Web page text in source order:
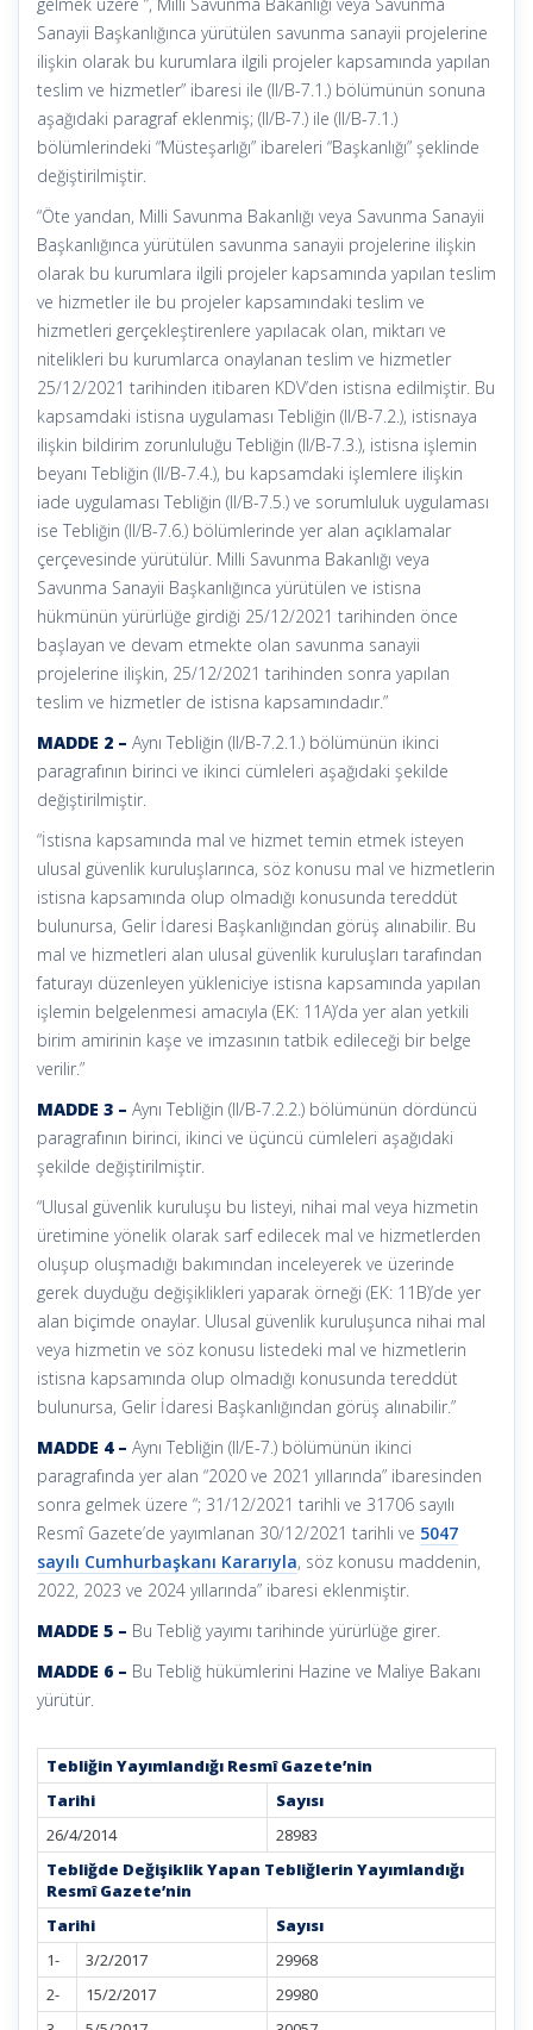
Sanayii Başkanlığınca yürütülen savunma sanayii projelerine
ilişkin olarak bu kurumlara ilgili projeler kapsamında yapılan
teslim ve hizmetler” ibaresi ile (II/B-7.1.) bölümünün sonuna
aşağıdaki paragraf eklenmiş; (II/B-7.) ile (II/B-7.1.)
bölümlerindeki “Müsteşarlığı” ibareleri “Başkanlığı” şeklinde
değiştirilmiştir.
“Öte yandan, Milli Savunma Bakanlığı veya Savunma Sanayii
Başkanlığınca yürütülen savunma sanayii projelerine ilişkin
olarak bu kurumlara ilgili projeler kapsamında yapılan teslim
ve hizmetler ile bu projeler kapsamındaki teslim ve
hizmetleri gerçekleştirenlere yapılacak olan, miktarı ve
nitelikleri bu kurumlarca onaylanan teslim ve hizmetler
25/12/2021 tarihinden itibaren KDV’den istisna edilmiştir. Bu
kapsamdaki istisna uygulaması Tebliğin (II/B-7.2.), istisnaya
ilişkin bildirim zorunluluğu Tebliğin (II/B-7.3.), istisna işlemin
beyanı Tebliğin (II/B-7.4.), bu kapsamdaki işlemlere ilişkin
iade uygulaması Tebliğin (II/B-7.5.) ve sorumluluk uygulaması
ise Tebliğin (II/B-7.6.) bölümlerinde yer alan açıklamalar
çerçevesinde yürütülür. Milli Savunma Bakanlığı veya
Savunma Sanayii Başkanlığınca yürütülen ve istisna
hükmünün yürürlüğe girdiği 25/12/2021 tarihinden önce
başlayan ve devam etmekte olan savunma sanayii
projelerine ilişkin, 25/12/2021 tarihinden sonra yapılan
teslim ve hizmetler de istisna kapsamındadır.”
MADDE 2 – Aynı Tebliğin (II/B-7.2.1.) bölümünün ikinci
paragrafının birinci ve ikinci cümleleri aşağıdaki şekilde
değiştirilmiştir.
“İstisna kapsamında mal ve hizmet temin etmek isteyen
ulusal güvenlik kuruluşlarınca, söz konusu mal ve hizmetlerin
istisna kapsamında olup olmadığı konusunda tereddüt
bulunursa, Gelir İdaresi Başkanlığından görüş alınabilir. Bu
mal ve hizmetleri alan ulusal güvenlik kuruluşları tarafından
faturayı düzenleyen yükleniciye istisna kapsamında yapılan
işlemin belgelenmesi amacıyla (EK: 11A)’da yer alan yetkili
birim amirinin kaşe ve imzasının tatbik edileceği bir belge
verilir.”
MADDE 3 – Aynı Tebliğin (II/B-7.2.2.) bölümünün dördüncü
paragrafının birinci, ikinci ve üçüncü cümleleri aşağıdaki
şekilde değiştirilmiştir.
“Ulusal güvenlik kuruluşu bu listeyi, nihai mal veya hizmetin
üretimine yönelik olarak sarf edilecek mal ve hizmetlerden
oluşup oluşmadığı bakımından inceleyerek ve üzerinde
gerek duyduğu değişiklikleri yaparak örneği (EK: 11B)’de yer
alan biçimde onaylar. Ulusal güvenlik kuruluşunca nihai mal
veya hizmetin ve söz konusu listedeki mal ve hizmetlerin
istisna kapsamında olup olmadığı konusunda tereddüt
bulunursa, Gelir İdaresi Başkanlığından görüş alınabilir.”
MADDE 4 – Aynı Tebliğin (II/E-7.) bölümünün ikinci
paragrafında yer alan “2020 ve 2021 yıllarında” ibaresinden
sonra gelmek üzere “; 31/12/2021 tarihli ve 31706 sayılı
Resmî Gazete’de yayımlanan 30/12/2021 tarihli ve 5047
sayılı Cumhurbaşkanı Kararıyla, söz konusu maddenin,
2022, 2023 ve 2024 yıllarında” ibaresi eklenmiştir.
MADDE 5 – Bu Tebliğ yayımı tarihinde yürürlüğe girer.
MADDE 6 – Bu Tebliğ hükümlerini Hazine ve Maliye Bakanı
yürütür.
Tebliğin Yayımlandığı Resmî Gazete’nin
Tarihi
Sayısı
26/4/2014
28983
Tebliğde Değişiklik Yapan Tebliğlerin Yayımlandığı
Resmî Gazete’nin
Tarihi
Sayısı
1-
3/2/2017
29968
2-
15/2/2017
29980